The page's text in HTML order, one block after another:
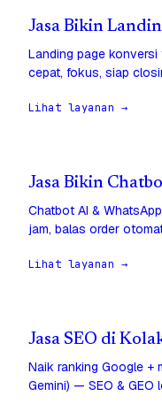
Jasa Bikin
Landing page
cepat, fokus, siap
Lihat layanan →
Jasa Bikin
Chatbot AI &
jam, balas order
Lihat layanan →
Jasa SEO di
Naik ranking Google +
Gemini) — SEO & GEO